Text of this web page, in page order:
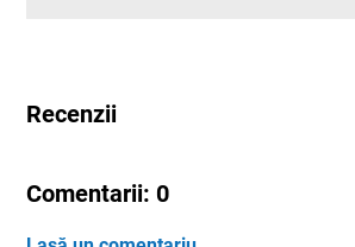
Recenzii
Comentarii: 0